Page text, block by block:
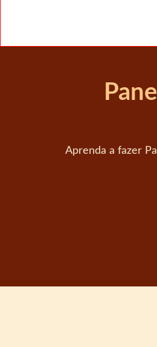
Aprenda a fazer